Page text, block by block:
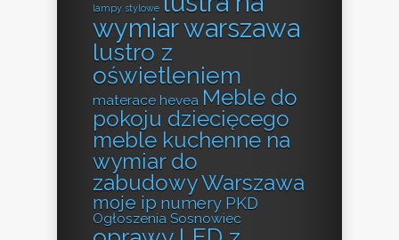
lampy stylowe
wymiar warszawa
lustro z
oświetleniem
materace hevea Meble do
pokoju dziecięcego
meble kuchenne na
wymiar do
zabudowy Warszawa
moje ip numery PKD
Ogłoszenia Sosnowiec